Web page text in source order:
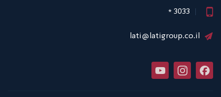
3033
*
lati@latigroup.co.il